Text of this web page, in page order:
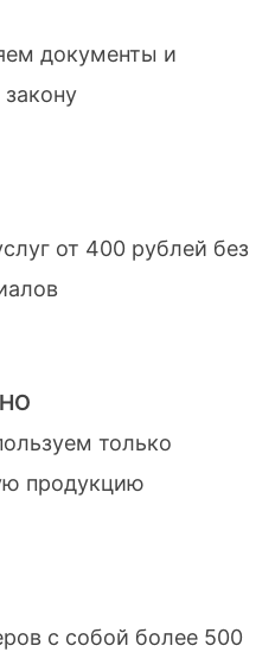
документы и
от 400 рублей без
только
продукцию
с собой более 500